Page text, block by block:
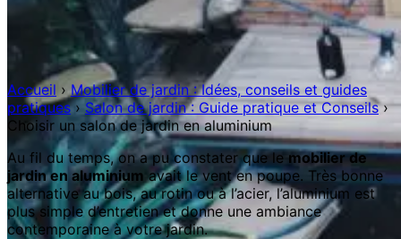
Accueil › Mobilier de jardin : Idées, conseils et guides
pratiques› Salon de jardin : Guide pratique et Conseils›
Choisir un salon de jardin en aluminium
Au fil du temps, on a pu constater que lemobilier de
jardin en aluminium avait le vent en poupe. Très bonne
alternative au bois, au rotin ou à l’acier, l’aluminium est
plus simple d’entretien et donne une ambiance
contemporaine à votre jardin.